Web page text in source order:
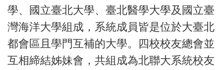
學、國立臺北大學、臺北醫學大學及國立臺
灣海洋大學組成，系統成員皆是位於大臺北
都會區且學門互補的大學。四校校友總會並
互相締結姊妹會，共組成為北聯大系統校友